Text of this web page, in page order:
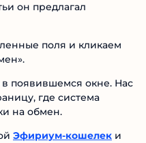
он предлагал
поля и кликаем
появившемся окне. Нас
где система
на обмен.
Эфириум-кошелек и